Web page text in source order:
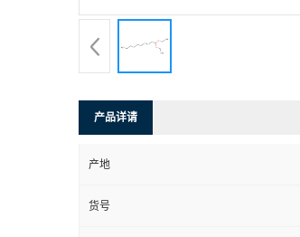
产品详请
产地
货号